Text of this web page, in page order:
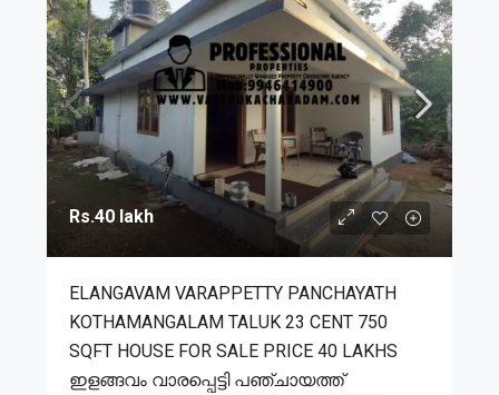
Rs.40 lakh
ELANGAVAM VARAPPETTY PANCHAYATH
KOTHAMANGALAM TALUK 23 CENT 750
SQFT HOUSE FOR SALE PRICE 40 LAKHS
ഇളങ്ങവം വാരപ്പെട്ടി പഞ്ചായത്ത്